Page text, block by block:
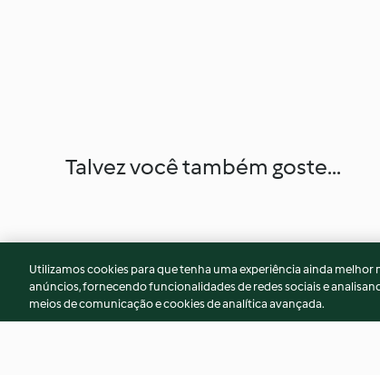
Talvez você também goste...
Utilizamos cookies para que tenha uma experiência ainda
anúncios, fornecendo funcionalidades de redes sociais e
meios de comunicação e cookies de analítica avançada.